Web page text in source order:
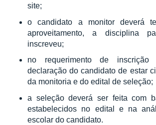
site;
o candidato a monitor deverá
aproveitamento, a disciplina
inscreveu;
no requerimento de inscrição
declaração do candidato de estar
da monitoria e do edital de seleção;
a seleção deverá ser feita com
estabelecidos no edital e na
escolar do candidato.